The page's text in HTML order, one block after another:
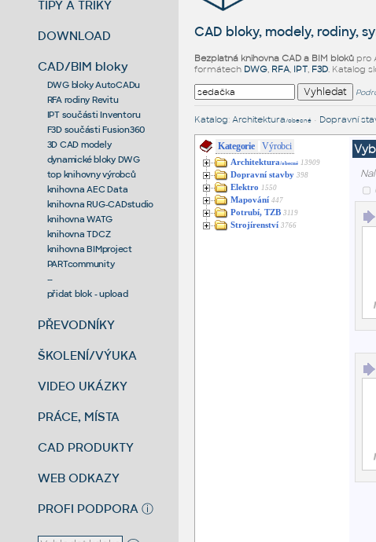
TIPY A TRIKY
DOWNLOAD
CAD/BIM bloky
DWG bloky AutoCADu
RFA rodiny Revitu
IPT součásti Inventoru
F3D součásti Fusion360
3D CAD modely
dynamické bloky DWG
top knihovny výrobců
knihovna AEC Data
knihovna RUG-CADstudio
knihovna WATG
knihovna TDCZ
knihovna BIMproject
PARTcommunity
--
přidat blok - upload
PŘEVODNÍKY
ŠKOLENÍ/VÝUKA
VIDEO UKÁZKY
PRÁCE, MÍSTA
CAD PRODUKTY
WEB ODKAZY
PROFI PODPORA ⓘ
CAD bloky, modely, rodiny,
Bezplatná knihovna CAD a BIM blokůpro
formátech DWG, RFA, IPT, F3D. Katalog
Katalog: Architektura /obecné• Dopravní
Kategorie Výrobci
Architektura/obecné 13909
Dopravní stavby 398
Elektro 1550
Mapování 447
Potrubí, TZB 3119
Strojírenství 3766